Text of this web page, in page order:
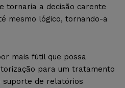
tornaria a decisão carente
mesmo lógico, tornando-a
mais fútil que possa
para um tratamento
suporte de relatórios